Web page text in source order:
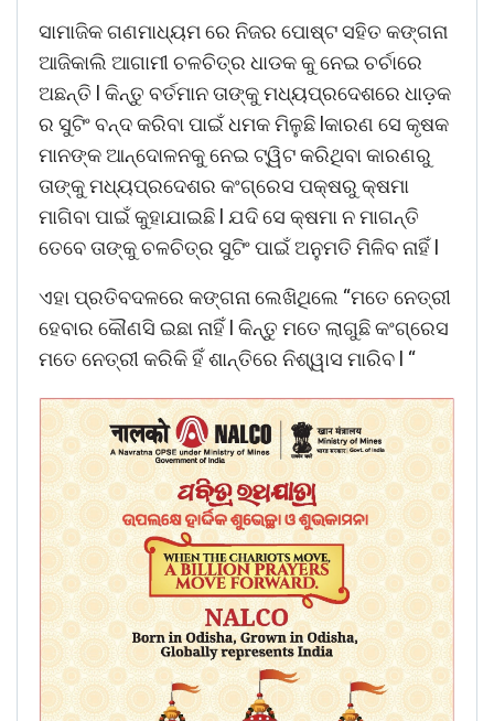
ସାମାଜିକ ଗଣମାଧ୍ୟମ ରେ ନିଜର ପୋଷ୍ଟ ସହିତ କଙ୍ଗନା
ଆଜିକାଲି ଆଗାମୀ ଚଳଚିତ୍ର ଧାଡକ କୁ ନେଇ ଚର୍ଚାରେ
ଅଛନ୍ତି l କିନ୍ତୁ ବର୍ତମାନ ତାଙ୍କୁ ମଧ୍ୟପ୍ରଦେଶରେ ଧାଡ଼କ
ର ସୁଟିଂ ବନ୍ଦ କରିବା ପାଇଁ ଧମକ ମିଳୁଛି lକାରଣ ସେ କୃଷକ
ମାନଙ୍କ ଆନ୍ଦୋଳନକୁ ନେଇ ଟ୍ୱିଟ କରିଥିବା କାରଣରୁ
ତାଙ୍କୁ ମଧ୍ୟପ୍ରଦେଶର କଂଗ୍ରେସ ପକ୍ଷରୁ କ୍ଷମା
ମାଗିବା ପାଇଁ କୁହାଯାଇଛି l ଯଦି ସେ କ୍ଷମା ନ ମାଗନ୍ତି
ତେବେ ତାଙ୍କୁ ଚଳଚିତ୍ର ସୁଟିଂ ପାଇଁ ଅନୁମତି ମିଳିବ ନାହିଁ l
ଏହା ପ୍ରତିବଦଳରେ କଙ୍ଗନା ଲେଖିଥିଲେ “ମତେ ନେତ୍ରୀ
ହେବାର କୌଣସି ଇଛା ନାହିଁ l କିନ୍ତୁ ମତେ ଲାଗୁଛି କଂଗ୍ରେସ
ମତେ ନେତ୍ରୀ କରିକି ହିଁ ଶାନ୍ତିରେ ନିଶ୍ୱାସ ମାରିବ l “